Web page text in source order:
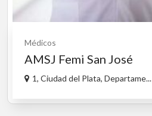
Médicos
AMSJ Femi San José
1, Ciudad del Plata, Departame...